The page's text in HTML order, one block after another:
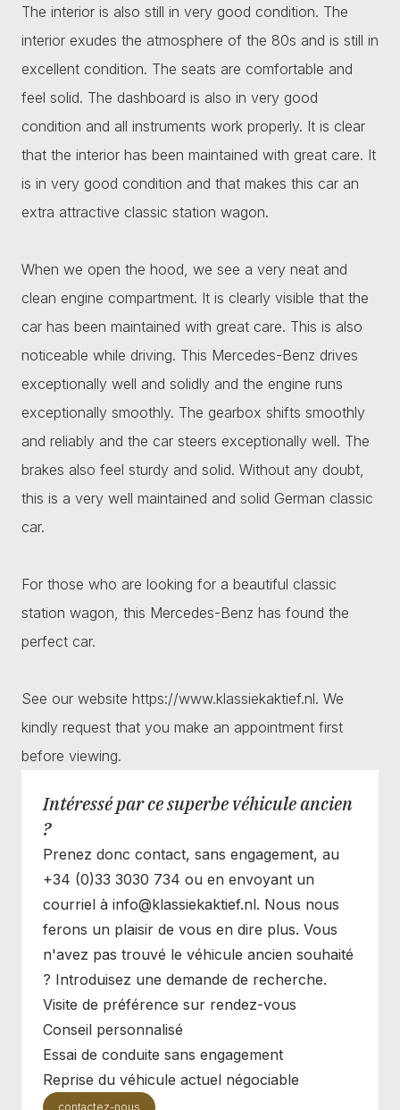
The interior is also still in very good condition. The
interior exudes the atmosphere of the 80s and is still in
excellent condition. The seats are comfortable and
feel solid. The dashboard is also in very good
condition and all instruments work properly. It is clear
that the interior has been maintained with great care. It
is in very good condition and that makes this car an
extra attractive classic station wagon.
When we open the hood, we see a very neat and
clean engine compartment. It is clearly visible that the
car has been maintained with great care. This is also
noticeable while driving. This Mercedes-Benz drives
exceptionally well and solidly and the engine runs
exceptionally smoothly. The gearbox shifts smoothly
and reliably and the car steers exceptionally well. The
brakes also feel sturdy and solid. Without any doubt,
this is a very well maintained and solid German classic
car.
For those who are looking for a beautiful classic
station wagon, this Mercedes-Benz has found the
perfect car.
See our website https://www.klassiekaktief.nl. We
kindly request that you make an appointment first
before viewing.
Intéressé par ce superbe véhicule ancien
?
Prenez donc contact, sans engagement, au
+34 (0)33 3030 734 ou en envoyant un
courriel à info@klassiekaktief.nl. Nous nous
ferons un plaisir de vous en dire plus. Vous
n'avez pas trouvé le véhicule ancien souhaité
? Introduisez une demande de recherche.
Visite de préférence sur rendez-vous
Conseil personnalisé
Essai de conduite sans engagement
Reprise du véhicule actuel négociable
contactez-nous